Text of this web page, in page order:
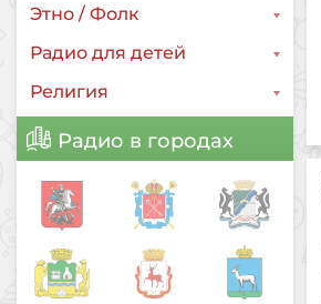
Этно / Фолк
Радио для детей
Религия
Радио в городах